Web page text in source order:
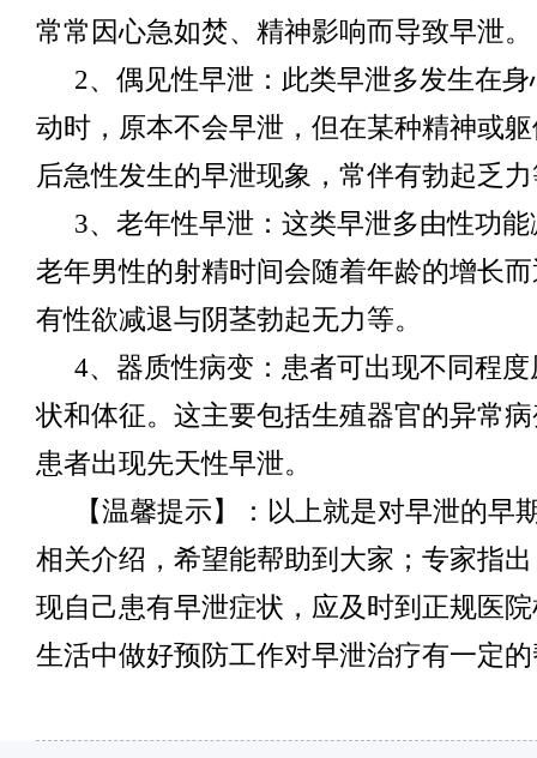
常常因心急如焚、精神影响而导致早泄。
2、偶见性早泄：此类早泄多发生在
动时，原本不会早泄，但在某种精神或
后急性发生的早泄现象，常伴有勃起乏
3、老年性早泄：这类早泄多由性功
老年男性的射精时间会随着年龄的增长
有性欲减退与阴茎勃起无力等。
4、器质性病变：患者可出现不同程
状和体征。这主要包括生殖器官的异常
患者出现先天性早泄。
【温馨提示】：以上就是对早泄的早
相关介绍，希望能帮助到大家；专家指
现自己患有早泄症状，应及时到正规医
生活中做好预防工作对早泄治疗有一定